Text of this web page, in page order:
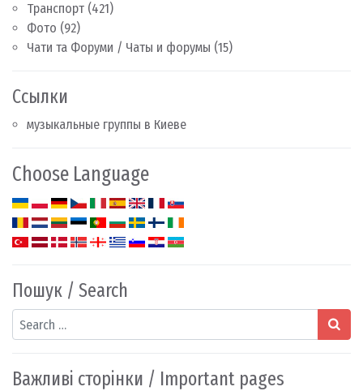
Транспорт (421)
Фото (92)
Чати та Форуми / Чаты и форумы (15)
Ссылки
музыкальные группы в Киеве
Choose Language
Пошук / Search
Search
Важливі сторінки / Important pages